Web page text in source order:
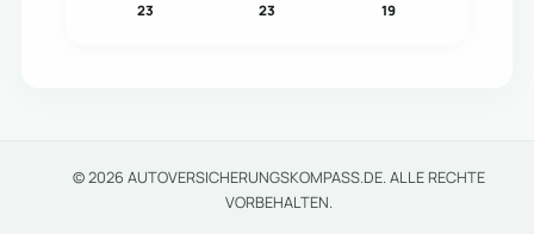
23 23 19
© 2026 AUTOVERSICHERUNGSKOMPASS.DE. ALLE RECHTE
VORBEHALTEN.